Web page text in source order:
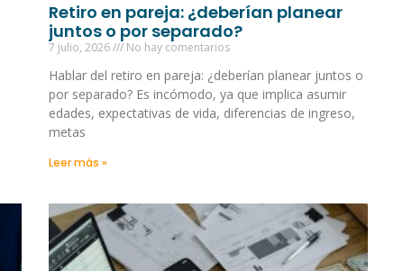
Retiro en pareja: ¿deberían planear
juntos o por separado?
7 julio, 2026 No hay comentarios
Hablar del retiro en pareja: ¿deberían planear juntos o
por separado? Es incómodo, ya que implica asumir
edades, expectativas de vida, diferencias de ingreso,
metas
Leer más »